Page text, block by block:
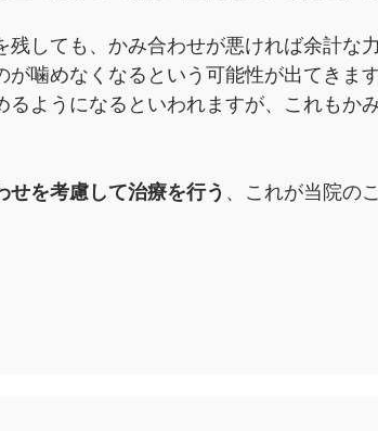
しても、かみ合わせが悪ければ余計な
噛めなくなるという可能性が出てきます
ようになるといわれますが、これもか
せを考慮して治療を行う 、これが当院の